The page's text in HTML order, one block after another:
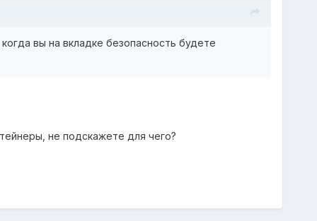
вы на вкладке безопасность будете
не подскажете для чего?